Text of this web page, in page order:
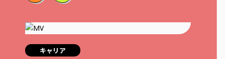
キャリア